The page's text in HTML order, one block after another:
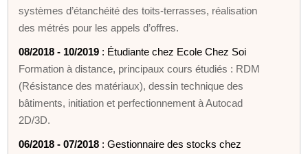
systèmes d’étanchéité des toits-terrasses, réalisation
des métrés pour les appels d’offres.
08/2018 - 10/2019 : Étudiante chez Ecole Chez Soi
Formation à distance, principaux cours étudiés : RDM
(Résistance des matériaux), dessin technique des
bâtiments, initiation et perfectionnement à Autocad
2D/3D.
06/2018 - 07/2018 : Gestionnaire des stocks chez